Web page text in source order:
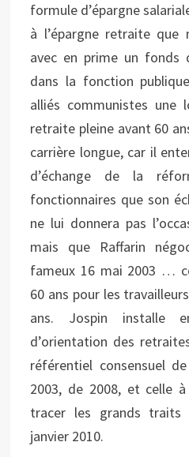
formule d’épargne
à l’épargne retraite que
avec en prime un fonds
dans la fonction
alliés communistes une
retraite pleine avant 60
carrière longue, car il
d’échange de la
fonctionnaires que son
ne lui donnera pas
mais que Raffarin
fameux 16 mai 2003 …
60 ans pour les
ans. Jospin installe
d’orientation des
référentiel consensuel
2003, de 2008, et celle
tracer les grands
janvier 2010.